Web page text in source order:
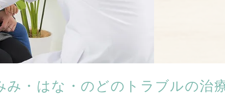
み・はな・のどのトラブルの治